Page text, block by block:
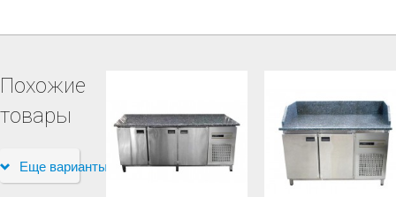
Похожие
товары
Еще варианты